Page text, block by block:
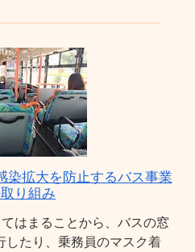
染拡大を防止するバス事業
り組み
はまることから、バスの窓
したり、乗務員のマスク着